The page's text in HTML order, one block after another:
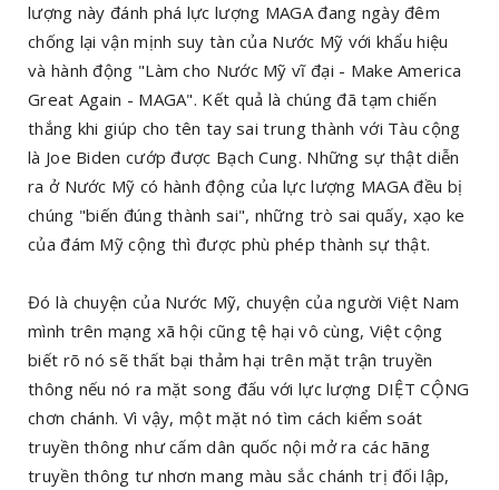
lượng này đánh phá lực lượng MAGA đang ngày đêm
chống lại vận mịnh suy tàn của Nước Mỹ với khẩu hiệu
và hành động "Làm cho Nước Mỹ vĩ đại - Make America
Great Again - MAGA". Kết quả là chúng đã tạm chiến
thắng khi giúp cho tên tay sai trung thành với Tàu cộng
là Joe Biden cướp được Bạch Cung. Những sự thật diễn
ra ở Nước Mỹ có hành động của lực lượng MAGA đều bị
chúng "biến đúng thành sai", những trò sai quấy, xạo ke
của đám Mỹ cộng thì được phù phép thành sự thật.
Đó là chuyện của Nước Mỹ, chuyện của người Việt Nam
mình trên mạng xã hội cũng tệ hại vô cùng, Việt cộng
biết rõ nó sẽ thất bại thảm hại trên mặt trận truyền
thông nếu nó ra mặt song đấu với lực lượng DIỆT CỘNG
chơn chánh. Vì vậy, một mặt nó tìm cách kiểm soát
truyền thông như cấm dân quốc nội mở ra các hãng
truyền thông tư nhơn mang màu sắc chánh trị đối lập,